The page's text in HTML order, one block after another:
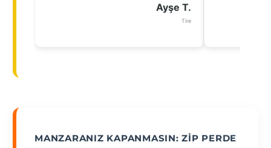
Ayşe T.
Tire
MANZARANIZ KAPANMASIN: ZIP PERDE